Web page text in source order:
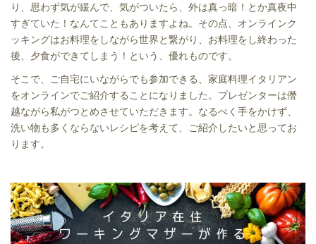
り、思わず気が緩んで、気がついたら、外は真っ暗！とか真夜中
すぎていた！なんてこともありますよね。その点、オンラインク
ッキングはお料理をしながら世界と繋がり、お料理をし終わった
後、夕食ができてしまう！という、優れものです。
そこで、ご自宅にいながらでも参加できる、家庭料理イタリアン
をオンラインでご紹介することになりました。プレゼンターは僭
越ながら私がつとめさせていただきます。なるべく手をかけず、
洗い物も多くならないレシピを考えて、ご紹介したいと思ってお
ります。